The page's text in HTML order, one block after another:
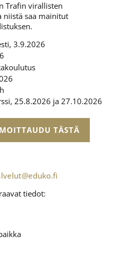
Trafin virallisten
niistä saa mainitut
3.9.2026
25.8.2026 ja 27.10.2026
TÄSTÄ
tiedot: